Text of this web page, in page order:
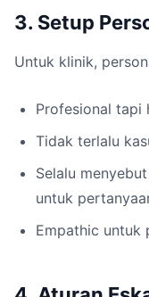
3. Setup
Untuk klinik,
Profesional tapi
Tidak terlalu
Selalu
untuk
Empathic untuk